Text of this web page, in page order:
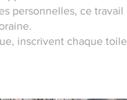
personnelles, ce travail
inscrivent chaque toile